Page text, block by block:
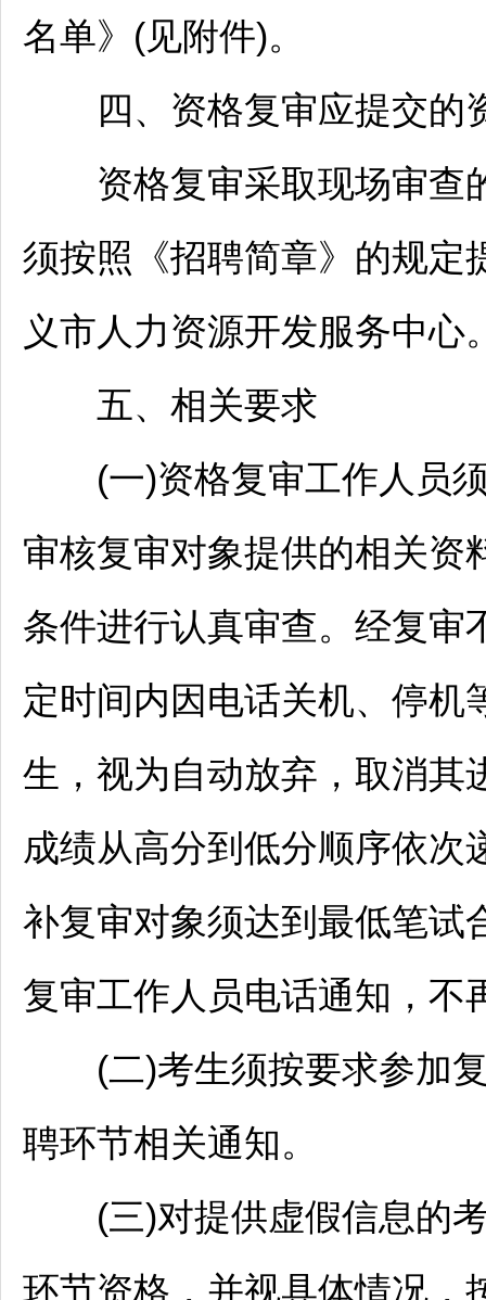
名单》(见附件)。
四、资格复审应提交的
资格复审采取现场审查
须按照《招聘简章》的规定
义市人力资源开发服务中心
五、相关要求
(一)资格复审工作人员须
审核复审对象提供的相关资
条件进行认真审查。经复审
定时间内因电话关机、停机
生，视为自动放弃，取消其
成绩从高分到低分顺序依次
补复审对象须达到最低笔试
复审工作人员电话通知，不
(二)考生须按要求参加复
聘环节相关通知。
(三)对提供虚假信息的考
环节资格，并视具体情况，